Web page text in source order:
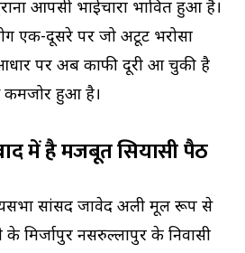
आपसी भाईचारा प्रभावित हुआ है।
एक-दूसरे पर जो अटूट भरोसा
पर अब काफी दूरी आ चुकी है
कमजोर हुआ है।
में है मजबूत सियासी पैठ
सांसद जावेद अली मूल रूप से
मिर्जापुर नसरुल्लापुर के निवासी